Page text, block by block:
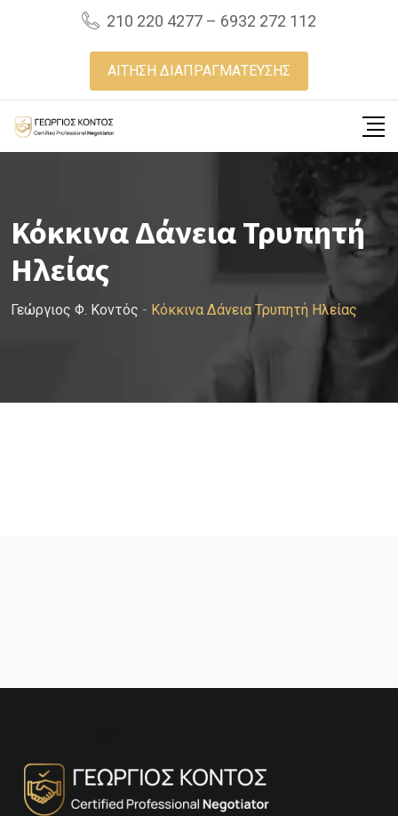
210 220 4277 – 6932 272 112
ΑΙΤΗΣΗ ΔΙΑΠΡΑΓΜΑΤΕΥΣΗΣ
Κόκκινα Δάνεια Τρυπητή
Ηλείας
Γεώργιος Φ. Κοντός - Κόκκινα Δάνεια Τρυπητή Ηλείας